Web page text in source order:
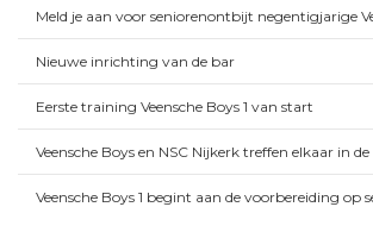
Meld je aan voor seniorenontbijt negentigjarige
Nieuwe inrichting van de bar
Eerste training Veensche Boys 1 van start
Veensche Boys en NSC Nijkerk treffen elkaar in
Veensche Boys 1 begint aan de voorbereiding op